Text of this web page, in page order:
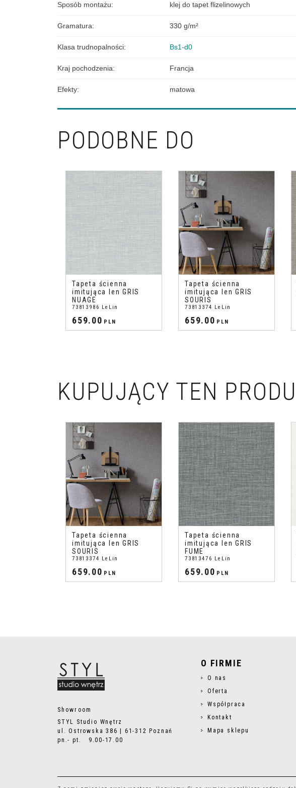
Sposób montażu: klej do tapet flizelinowych
Gramatura: 330 g/m²
Klasa trudnopalności: Bs1-d0
Kraj pochodzenia: Francja
Efekty: matowa
PODOBNE DO
Tapeta ścienna
imitująca len GRIS
NUAGE
73813986 LeLin
659.00 PLN
Tapeta ścienna
imitująca len GRIS
SOURIS
73813374 LeLin
659.00 PLN
KUPUJĄCY TEN
Tapeta ścienna
imitująca len GRIS
SOURIS
73813374 LeLin
659.00 PLN
Tapeta ścienna
imitująca len GRIS
FUME
73813476 LeLin
659.00 PLN
Showroom
STYL Studio Wnętrz
ul. Ostrowska 386 | 61-312 Poznań
pn.- pt. 9.00-17.00
O FIRMIE
O nas
Oferta
Współpraca
Kontakt
Mapa sklepu